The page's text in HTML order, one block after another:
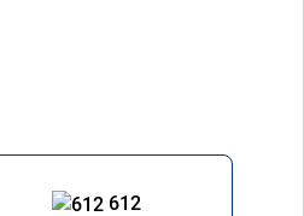
612